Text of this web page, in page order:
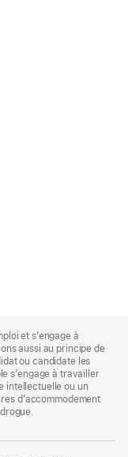
et s’engage à
aussi au principe de
ou candidate les
s’engage à travailler
intellectuelle ou un
d’accommodement